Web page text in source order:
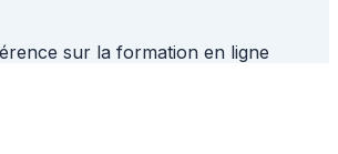
sur la formation en ligne